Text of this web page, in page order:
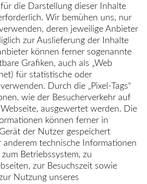
die Darstellung dieser Inhalte
Wir bemühen uns, nur
deren jeweilige Anbieter
zur Auslieferung der Inhalte
können ferner sogenannte
Grafiken, auch als „Web
für statistische oder
Durch die „Pixel-Tags“
wie der Besucherverkehr auf
ausgewertet werden. Die
können ferner in
der Nutzer gespeichert
technische Informationen
Betriebssystem, zu
zur Besuchszeit sowie
Nutzung unseres